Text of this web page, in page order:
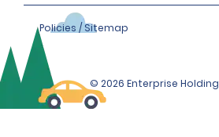
Policies / Sitemap
© 2026 Enterprise